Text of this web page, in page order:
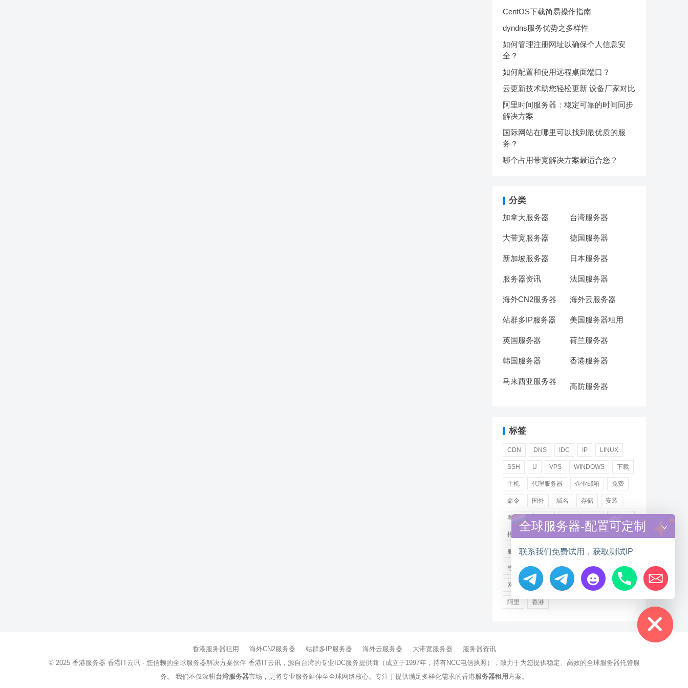
CentOS下载简易操作指南
dyndns服务优势之多样性
如何管理注册网址以确保个人信息安
全？
如何配置和使用远程桌面端口？
云更新技术助您轻松更新 设备厂家对比
阿里时间服务器：稳定可靠的时间同步
解决方案
国际网站在哪里可以找到最优质的服
务？
哪个占用带宽解决方案最适合您？
分类
加拿大服务器 台湾服务器
大带宽服务器 德国服务器
新加坡服务器 日本服务器
服务器资讯 法国服务器
海外CN2服务器 海外云服务器
站群多IP服务器 美国服务器租用
英国服务器 荷兰服务器
韩国服务器 香港服务器
马来西亚服务器
高防服务器
标签
CDN DNS IDC IP LINUX
SSH U VPS WINDOWS 下载
主机 代理服务器 企业邮箱 免费
命令 国外 域名 存储 安装
客户端
搭建 操作步骤 文件 服务
服务器 注册 海外 游戏 用户
电讯 登录 百度 租用 网站
网络 腾讯 虚拟主机 证书 配置
阿里 香港
香港服务器租用 海外CN2服务器 站群多IP服务器 海外云服务器 大带宽服务器
服务器资讯
© 2025 香港服务器 香港IT云讯 - 您信赖的全球服务器解决方案伙伴 香港IT云讯，源自台湾的专业IDC服务提供商（成立于1997年，持有NCC电信执照），致力于为您提供稳定、高效的全球服务器托管服
务。 我们不仅深耕台湾服务器市场，更将专业服务延伸至全球网络核心。专注于提供满足多样化需求的香港服务器租用方案。
Hide chaty
全球服务器-配置可定制
联系我们免费试用，获取测试IP